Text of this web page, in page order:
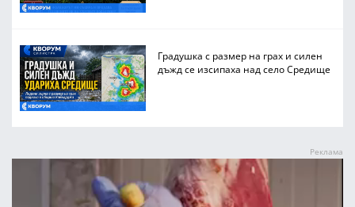
Градушка с размер на грах и силен
дъжд се изсипаха над село Средище